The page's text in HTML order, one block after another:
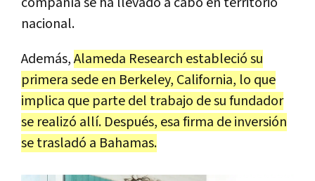
nacional.
Además,Alameda Research estableció su
primera sede en Berkeley, California, lo que
implica que parte del trabajo de su fundador
se realizó allí. Después, esa firma de inversión
se trasladó a Bahamas.